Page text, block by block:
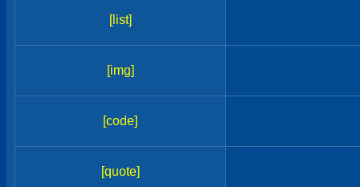
[list]
[img]
[code]
[quote]